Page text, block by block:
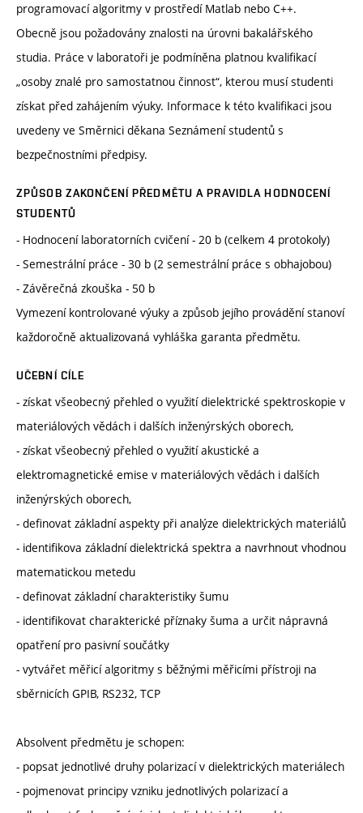
programovací algoritmy v prostředí Matlab nebo C++.
Obecně jsou požadovány znalosti na úrovni bakalářského
studia. Práce v laboratoři je podmíněna platnou kvalifikací
„osoby znalé pro samostatnou činnost“, kterou musí studenti
získat před zahájením výuky. Informace k této kvalifikaci jsou
uvedeny ve Směrnici děkana Seznámení studentů s
bezpečnostními předpisy.
ZPŮSOB ZAKONČENÍ PŘEDMĚTU A PRAVIDLA HODNOCENÍ
STUDENTŮ
- Hodnocení laboratorních cvičení - 20 b (celkem 4 protokoly)
- Semestrální práce - 30 b (2 semestrální práce s obhajobou)
- Závěrečná zkouška - 50 b
Vymezení kontrolované výuky a způsob jejího provádění stanoví
každoročně aktualizovaná vyhláška garanta předmětu.
UČEBNÍ CÍLE
- získat všeobecný přehled o využití dielektrické spektroskopie v
materiálových vědách i dalších inženýrských oborech,
- získat všeobecný přehled o využití akustické a
elektromagnetické emise v materiálových vědách i dalších
inženýrských oborech,
- definovat základní aspekty při analýze dielektrických materiálů
- identifikova základní dielektrická spektra a navrhnout vhodnou
matematickou metedu
- definovat základní charakteristiky šumu
- identifikovat charakterické příznaky šuma a určit nápravná
opatření pro pasivní součátky
- vytvářet měřicí algoritmy s běžnými měřicími přístroji na
sběrnicích GPIB, RS232, TCP
Absolvent předmětu je schopen:
- popsat jednotlivé druhy polarizací v dielektrických materiálech
- pojmenovat principy vzniku jednotlivých polarizací a